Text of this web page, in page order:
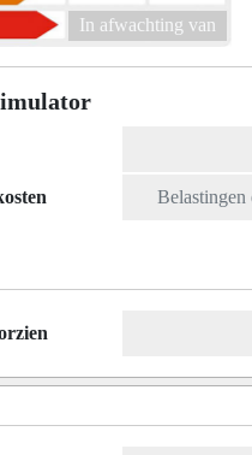
In afwachting van